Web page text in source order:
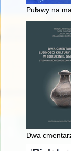
Puławy na
Dwa